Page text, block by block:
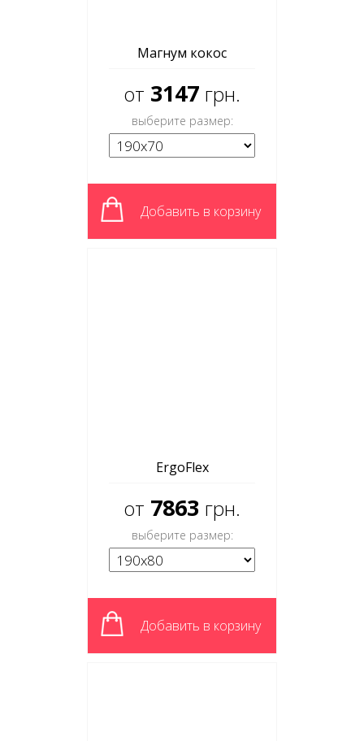
Магнум кокос
от 3147 грн.
выберите размер:
Добавить в корзину
ErgoFlex
от 7863 грн.
выберите размер:
Добавить в корзину